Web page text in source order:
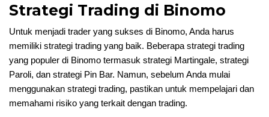
Strategi Trading di Binomo
Untuk menjadi trader yang sukses di Binomo, Anda harus
memiliki strategi trading yang baik. Beberapa strategi trading
yang populer di Binomo termasuk strategi Martingale, strategi
Paroli, dan strategi Pin Bar. Namun, sebelum Anda mulai
menggunakan strategi trading, pastikan untuk mempelajari dan
memahami risiko yang terkait dengan trading.